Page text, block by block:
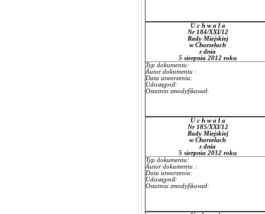
U c h w a ł a
Nr 184/XXI/12
Rady Miejskiej
w Chorzelach
z dnia
5 sierpnia 2012 roku
Typ dokumentu:
Autor dokumentu :
Data utworzenia:
Udostępnił:
Ostatnio zmodyfikował:
U c h w a ł a
Nr 185/XXI/12
Rady Miejskiej
w Chorzelach
z dnia
5 sierpnia 2012 roku
Typ dokumentu:
Autor dokumentu :
Data utworzenia:
Udostępnił:
Ostatnio zmodyfikował: